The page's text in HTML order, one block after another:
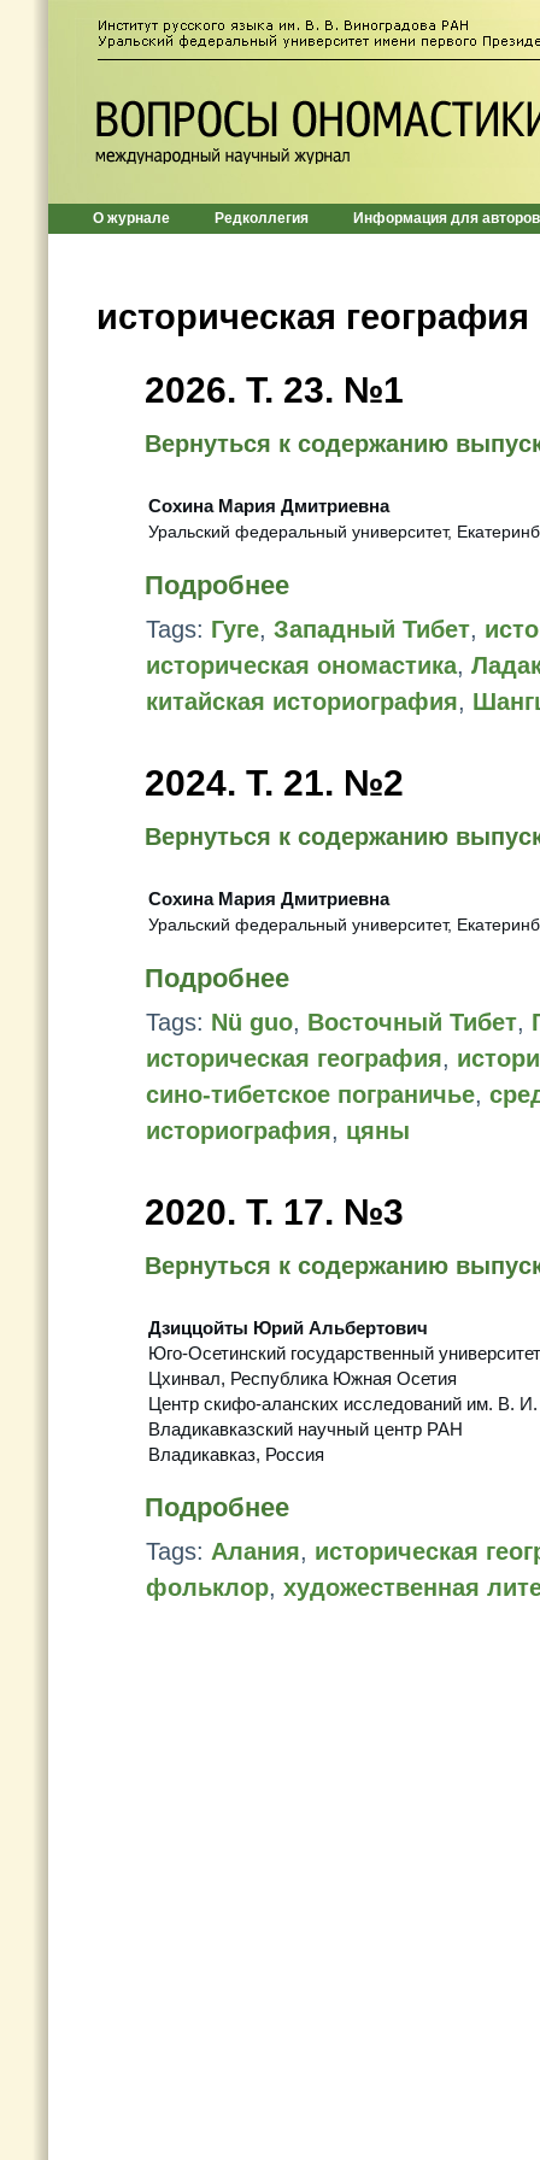
О журнале Редколлегия Информация для авторов
историческая география
2026. T. 23. №1
Вернуться к содержанию
Сохина Мария Дмитриевна
Уральский федеральный университет,
Подробнее
Tags: Гуге, Западный Тибет,
историческая ономастика,
китайская историография,
2024. Т. 21. №2
Вернуться к содержанию
Сохина Мария Дмитриевна
Уральский федеральный университет,
Подробнее
Tags: Nü guo, Восточный Тибет,
историческая география,
сино-тибетское пограничье,
историография, цяны
2020. Т. 17. №3
Вернуться к содержанию
Дзиццойты Юрий Альбертович
Юго-Осетинский государственный университет
Цхинвал, Республика Южная Осетия
Центр скифо-аланских исследований им. В.
Владикавказский научный центр РАН
Владикавказ, Россия
Подробнее
Tags: Алания, историческая
фольклор, художественная